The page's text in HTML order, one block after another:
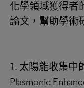
化學領域獲得者
論文，幫助學術
1. 太陽能收集中
Plasmonic